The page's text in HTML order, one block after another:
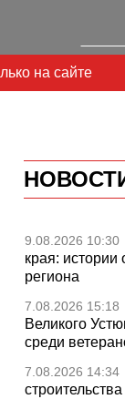
на сайте
9.08.2026 10:30
края:
региона
7.08.2026 15:18
Великого
среди
7.08.2026 14:34